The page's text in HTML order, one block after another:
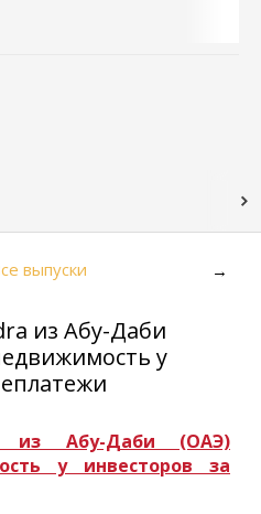
выпуски →
из Абу-Даби
у
из Абу-Даби (ОАЭ)
у инвесторов за